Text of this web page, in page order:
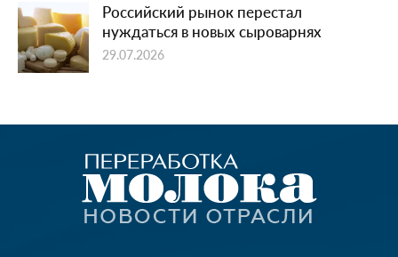
Российский рынок перестал
нуждаться в новых сыроварнях
29.07.2026